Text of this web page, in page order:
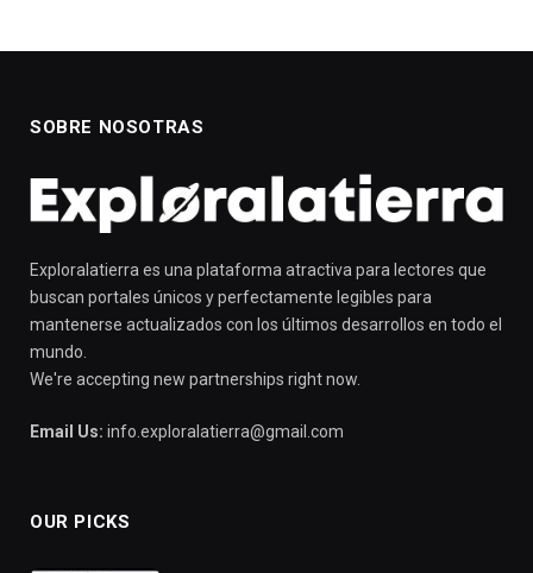
SOBRE NOSOTRAS
Exploralatierra es una plataforma atractiva para lectores que
buscan portales únicos y perfectamente legibles para
mantenerse actualizados con los últimos desarrollos en todo el
mundo.
We're accepting new partnerships right now.
Email Us: info.exploralatierra@gmail.com
OUR PICKS